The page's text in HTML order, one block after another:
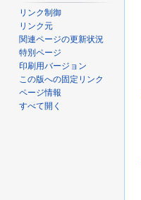
リンク制御
リンク元
関連ページの更新状況
特別ページ
印刷用バージョン
この版への固定リンク
ページ情報
すべて開く